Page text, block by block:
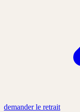
demander le retrait